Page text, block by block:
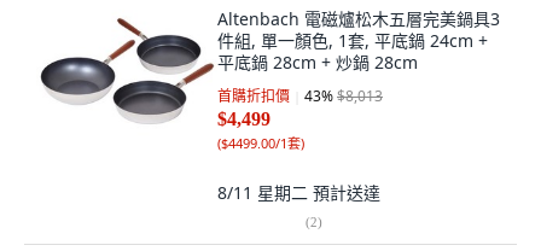
Altenbach 電磁爐松木五層完美鍋具3
件組, 單一顏色, 1套, 平底鍋 24cm +
平底鍋 28cm + 炒鍋 28cm
首購折扣價 43%$8,013
$4,499
($4499.00/1套)
8/11 星期二 預計送達
(2)